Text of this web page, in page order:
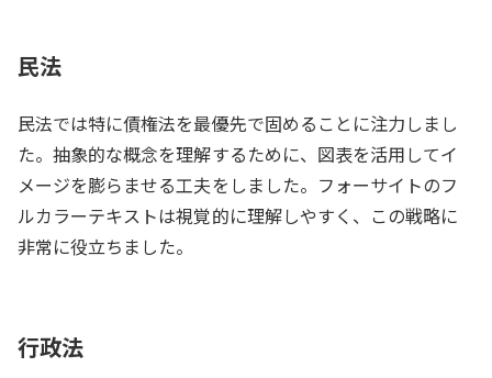
民法
民法では特に債権法を最優先で固めることに注力しまし
た。抽象的な概念を理解するために、図表を活用してイ
メージを膨らませる工夫をしました。フォーサイトのフ
ルカラーテキストは視覚的に理解しやすく、この戦略に
非常に役立ちました。
行政法